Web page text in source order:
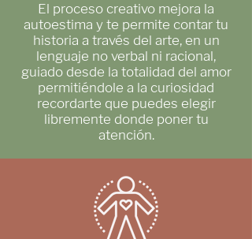
El proceso creativo mejora la
autoestima y te permite contar tu
historia a través del arte, en un
lenguaje no verbal ni racional,
guiado desde la totalidad del amor
permitiéndole a la curiosidad
recordarte que puedes elegir
libremente donde poner tu
atención.